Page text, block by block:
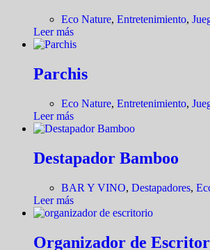
Eco Nature, Entretenimiento,
Leer más
Parchis
Eco Nature, Entretenimiento,
Leer más
Destapador Bamboo
BAR Y VINO, Destapadores,
Leer más
Organizador de